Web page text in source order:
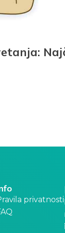
privatnosti